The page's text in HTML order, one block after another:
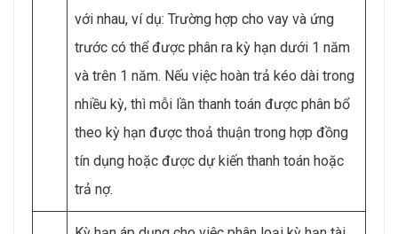
với nhau, ví dụ: Trường hợp cho vay và ứng
trước có thể được phân ra kỳ hạn dưới 1 năm
và trên 1 năm. Nếu việc hoàn trả kéo dài trong
nhiều kỳ, thì mỗi lần thanh toán được phân bổ
theo kỳ hạn được thoả thuận trong hợp đồng
tín dụng hoặc được dự kiến thanh toán hoặc
trả nợ.